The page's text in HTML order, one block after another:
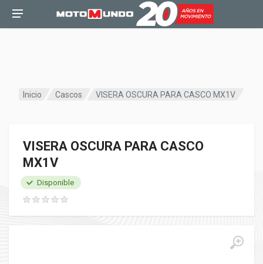
Inicio Cascos VISERA OSCURA PARA CASCO MX1V
VISERA OSCURA PARA CASCO
MX1V
Disponible